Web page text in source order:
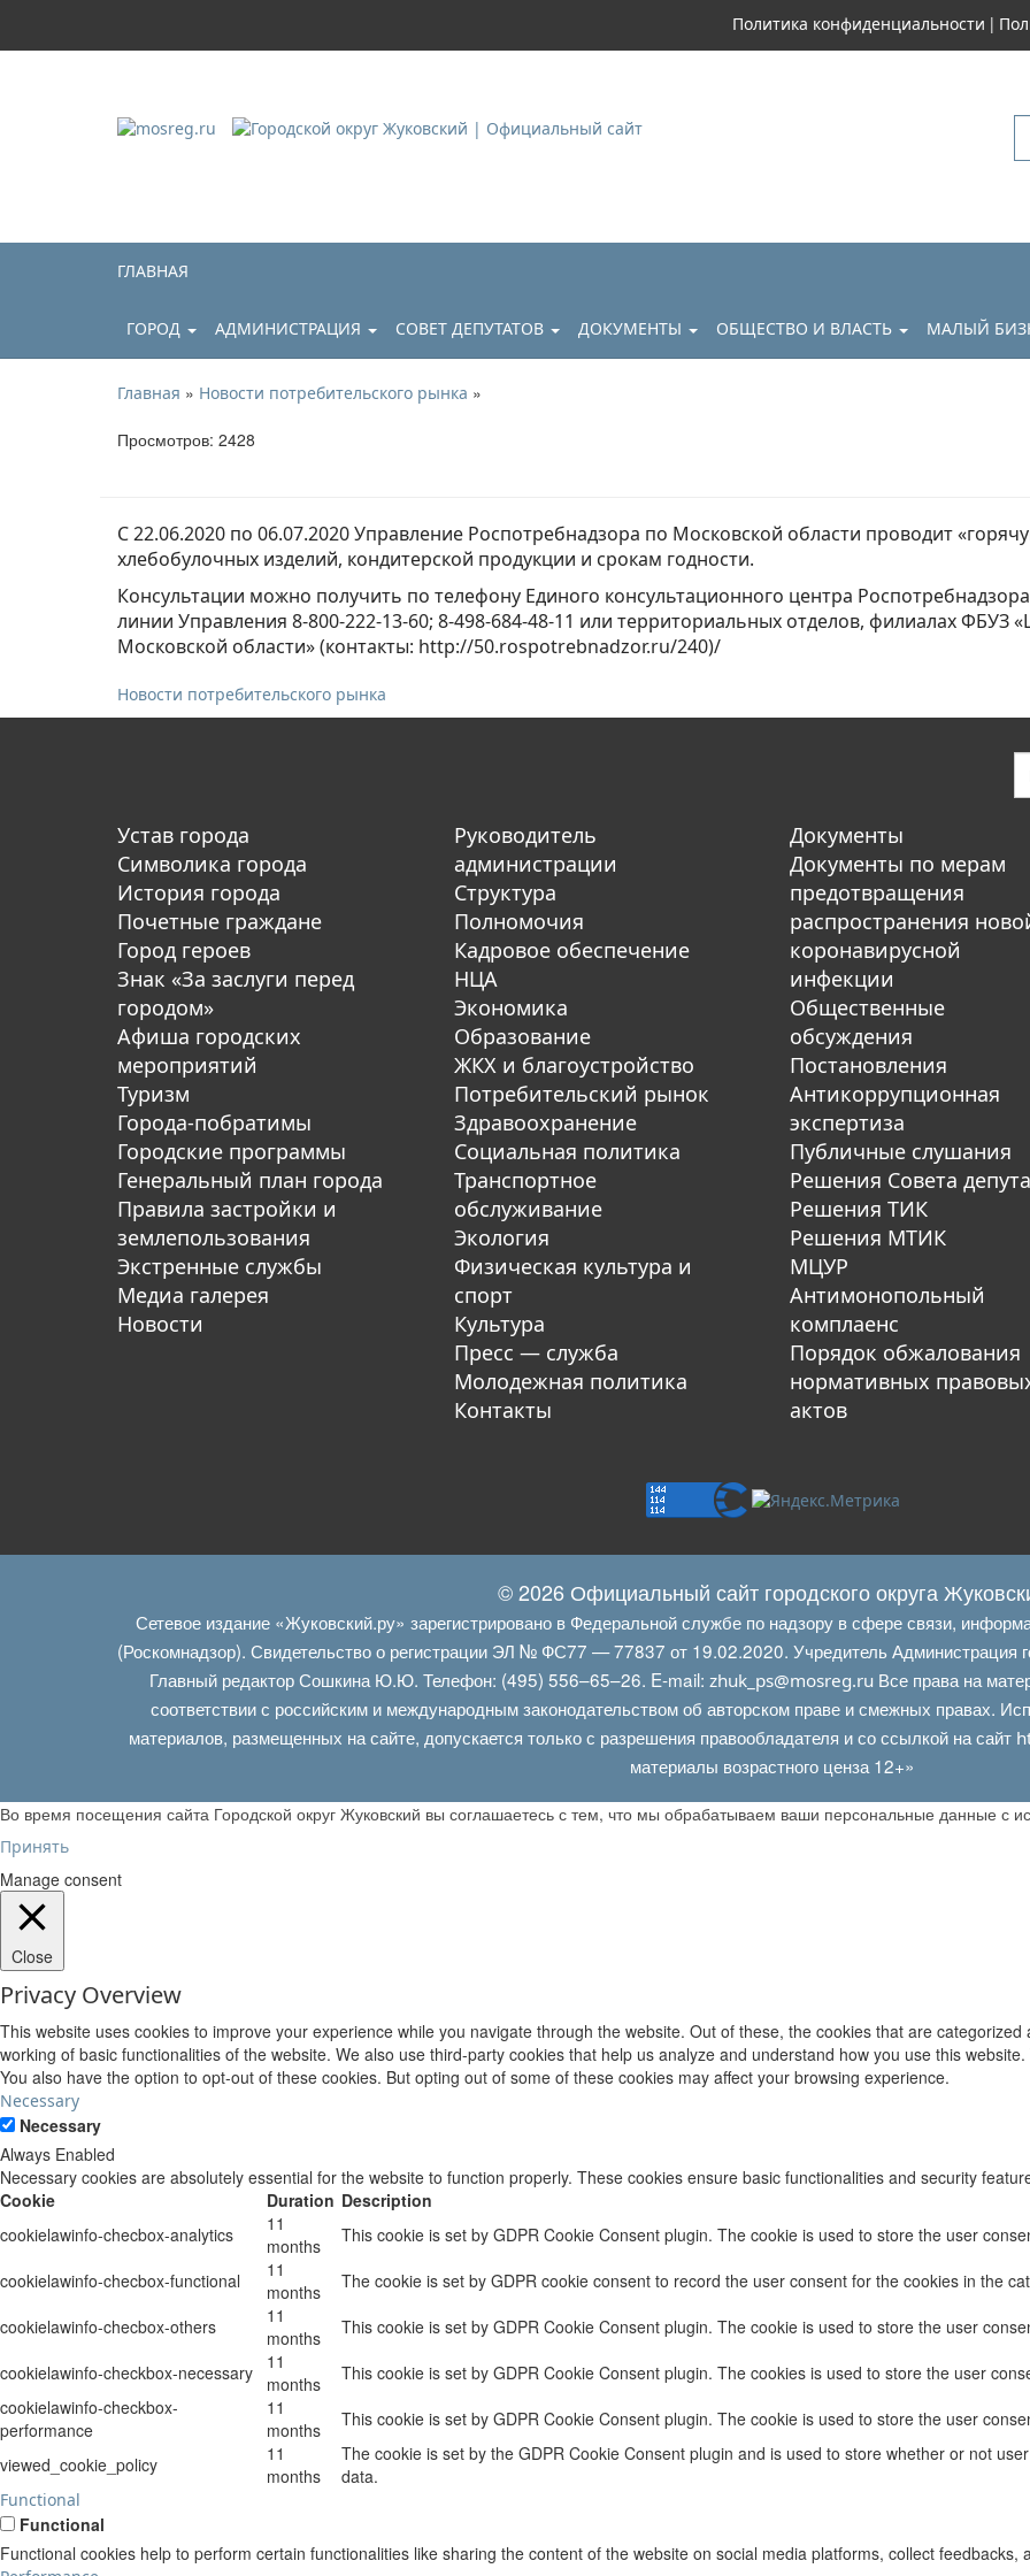
Политика конфиденциальности |
ГЛАВНАЯ
ГОРОД АДМИНИСТРАЦИЯ СОВЕТ ДЕПУТАТОВ ДОКУМЕНТЫ ОБЩЕСТВО И ВЛАСТЬ МАЛЫЙ
Главная » Новости потребительского рынка »
Просмотров: 2428
С 22.06.2020 по 06.07.2020 Управление Роспотребнадзора по Московской области проводит
хлебобулочных изделий, кондитерской продукции и срокам годности.
Консультации можно получить по телефону Единого консультационного центра
линии Управления 8-800-222-13-60; 8-498-684-48-11 или территориальных отделов, филиалах ФБУЗ
Московской области» (контакты: http://50.rospotrebnadzor.ru/240)/
Новости потребительского рынка
Устав города
Символика города
История города
Почетные граждане
Город героев
Знак «За заслуги перед
городом»
Афиша городских
мероприятий
Туризм
Города-побратимы
Городские программы
Генеральный план города
Правила застройки и
землепользования
Экстренные службы
Медиа галерея
Новости
Руководитель
администрации
Структура
Полномочия
Кадровое обеспечение
НЦА
Экономика
Образование
ЖКХ и благоустройство
Потребительский рынок
Здравоохранение
Социальная политика
Транспортное
обслуживание
Экология
Физическая культура и
спорт
Культура
Пресс — служба
Молодежная политика
Контакты
Документы
Документы по мерам
предотвращения
распространения
коронавирусной
инфекции
Общественные
обсуждения
Постановления
Антикоррупционная
экспертиза
Публичные слушания
Решения Совета
Решения ТИК
Решения МТИК
МЦУР
Антимонопольный
комплаенс
Порядок обжалования
нормативных
актов
© 2026 Официальный сайт городского округа
Сетевое издание «Жуковский.ру» зарегистрировано в Федеральной службе по надзору в сфере связи,
(Роскомнадзор). Свидетельство о регистрации ЭЛ № ФС77 — 77837 от 19.02.2020. Учредитель Администрация
Главный редактор Сошкина Ю.Ю. Телефон: (495) 556–65–26. E‑mail: zhuk_ps@mosreg.ruВсе права на
соответствии с российским и международным законодательством об авторском праве и смежных правах.
материалов, размещенных на сайте, допускается только с разрешения правообладателя и со ссылкой на сайт
материалы возрастного ценза 12+»
Во время посещения сайта Городской округ Жуковский вы соглашаетесь с тем, что мы обрабатываем ваши персональные данные с
Принять
Manage consent
Close
Privacy Overview
This website uses cookies to improve your experience while you navigate through the website. Out of these, the cookies that are
working of basic functionalities of the website. We also use third-party cookies that help us analyze and understand how you use this
You also have the option to opt-out of these cookies. But opting out of some of these cookies may affect your browsing experience.
Necessary
Necessary
Always Enabled
Necessary cookies are absolutely essential for the website to function properly. These cookies ensure basic functionalities and security
Cookie
Duration Description
cookielawinfo-checbox-analytics
11
months
This cookie is set by GDPR Cookie Consent plugin. The cookie is used to store the user
cookielawinfo-checbox-functional
11
months
The cookie is set by GDPR cookie consent to record the user consent for the cookies in the
cookielawinfo-checbox-others
11
months
This cookie is set by GDPR Cookie Consent plugin. The cookie is used to store the user
cookielawinfo-checkbox-necessary
11
months
This cookie is set by GDPR Cookie Consent plugin. The cookies is used to store the user
cookielawinfo-checkbox-
performance
11
months
This cookie is set by GDPR Cookie Consent plugin. The cookie is used to store the user
viewed_cookie_policy
11
months
The cookie is set by the GDPR Cookie Consent plugin and is used to store whether or not
data.
Functional
Functional
Functional cookies help to perform certain functionalities like sharing the content of the website on social media platforms, collect feedbacks,